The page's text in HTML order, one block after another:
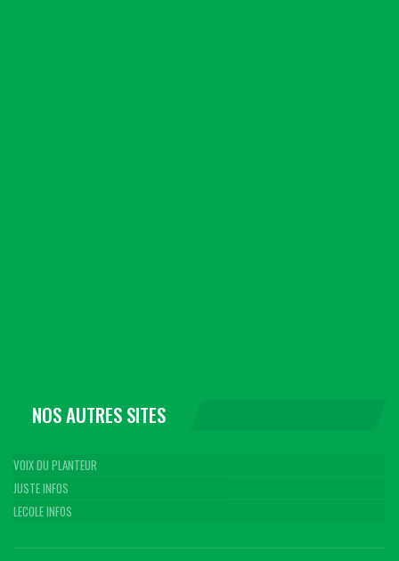
NOS AUTRES SITES
VOIX DU PLANTEUR
JUSTE INFOS
LECOLE INFOS